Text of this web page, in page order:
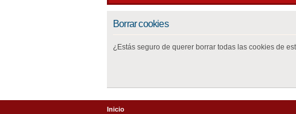
Borrar cookies
¿Estás seguro de querer borrar todas las cookies de
Inicio